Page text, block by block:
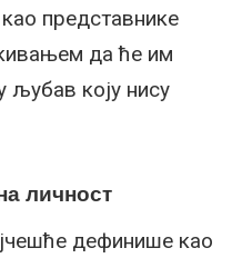
представнике
да ће им
љубав коју нису
личност
дефинише као